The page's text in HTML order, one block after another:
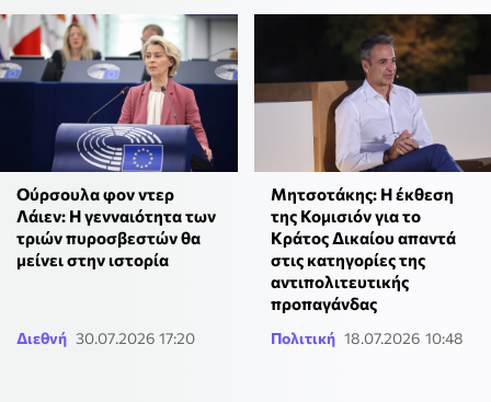
Ούρσουλα φον ντερ
Λάιεν: Η γενναιότητα των
τριών πυροσβεστών θα
μείνει στην ιστορία
Διεθνή 30.07.2026 17:20
Μητσοτάκης: Η έκθεση
της Κομισιόν για το
Κράτος Δικαίου απαντά
στις κατηγορίες της
αντιπολιτευτικής
προπαγάνδας
Πολιτική 18.07.2026 10:48